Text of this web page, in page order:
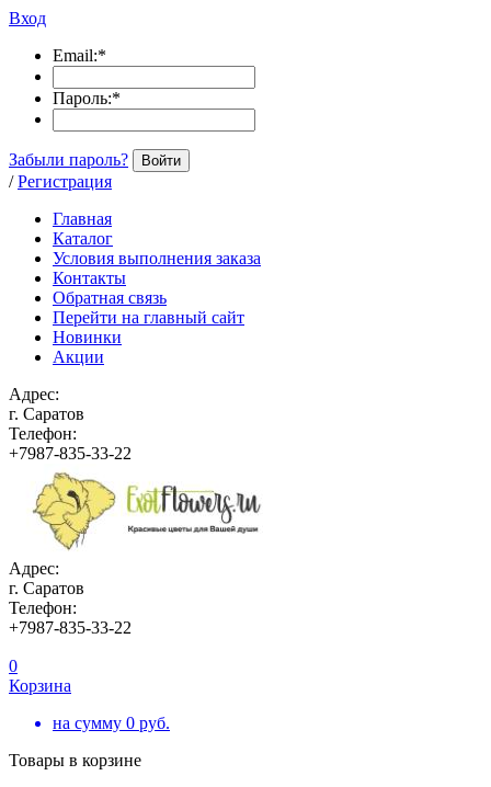
Вход
Email:*
Пароль:*
Забыли пароль? Войти
/ Регистрация
Главная
Каталог
Условия выполнения заказа
Контакты
Обратная связь
Перейти на главный сайт
Новинки
Акции
Адрес:
г. Саратов
Телефон:
+7987-835-33-22
Адрес:
г. Саратов
Телефон:
+7987-835-33-22
0
Корзина
на сумму 0 руб.
Товары в корзине